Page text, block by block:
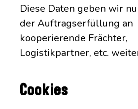
Diese Daten geben wir
der Auftragserfüllung an
kooperierende Frächter,
Logistikpartner, etc.
Cookies